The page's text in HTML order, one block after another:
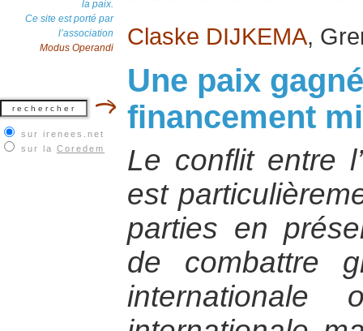
la paix.
Ce site est porté par
l’association
Modus Operandi
sur irenees.net
sur la Coredem
Claske DIJKEMA,
Une paix
financement
Le conflit entre
est
parties en
de combattre